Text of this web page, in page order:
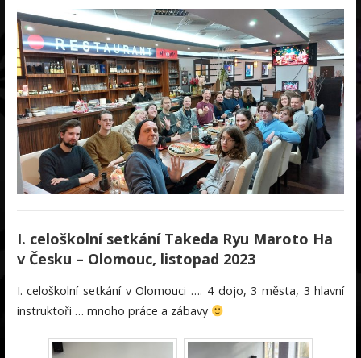
I. celoškolní setkání Takeda Ryu Maroto Ha
v Česku – Olomouc, listopad 2023
I. celoškolní setkání v Olomouci …. 4 dojo, 3 města, 3 hlavní
instruktoři … mnoho práce a zábavy